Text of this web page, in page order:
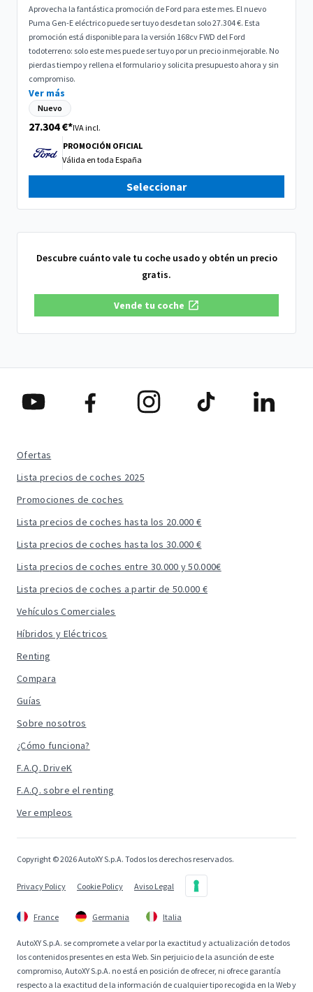
Aprovecha la fantástica promoción de Ford para este mes. El nuevo
Puma Gen-E eléctrico puede ser tuyo desde tan solo 27.304 €. Esta
promoción está disponible para la versión 168cv FWD del Ford
todoterreno: solo este mes puede ser tuyo por un precio inmejorable. No
pierdas tiempo y rellena el formulario y solicita presupuesto ahora y sin
compromiso.
Ver más
Nuevo
27.304 €*IVA incl.
PROMOCIÓN OFICIAL
Válida en toda España
Seleccionar
Descubre cuánto vale tu coche usado y obtén un precio
gratis.
Vende tu coche
Ofertas
Lista precios de coches 2025
Promociones de coches
Lista precios de coches hasta los 20.000 €
Lista precios de coches hasta los 30.000 €
Lista precios de coches entre 30.000 y 50.000€
Lista precios de coches a partir de 50.000 €
Vehículos Comerciales
Híbridos y Eléctricos
Renting
Compara
Guías
Sobre nosotros
¿Cómo funciona?
F.A.Q. DriveK
F.A.Q. sobre el renting
Ver empleos
Copyright © 2026 AutoXY S.p.A. Todos los derechos reservados.
Privacy Policy Cookie Policy Aviso Legal
France Germania Italia
AutoXY S.p.A. se compromete a velar por la exactitud y actualización de todos
los contenidos presentes en esta Web. Sin perjuicio de la asunción de este
compromiso, AutoXY S.p.A. no está en posición de ofrecer, ni ofrece garantía
respecto a la exactitud de la información de cualquier tipo recogida en la Web y